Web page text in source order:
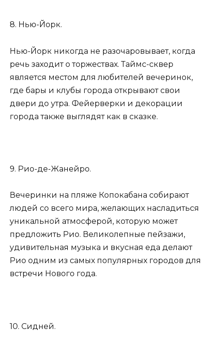
8. Нью-Йорк.
Нью-Йорк никогда не разочаровывает, когда
речь заходит о торжествах. Таймс-сквер
является местом для любителей вечеринок,
где бары и клубы города открывают свои
двери до утра. Фейерверки и декорации
города также выглядят как в сказке.
9. Рио-де-Жанейро.
Вечеринки на пляже Копокабана собирают
людей со всего мира, желающих насладиться
уникальной атмосферой, которую может
предложить Рио. Великолепные пейзажи,
удивительная музыка и вкусная еда делают
Рио одним из самых популярных городов для
встречи Нового года.
10. Сидней.